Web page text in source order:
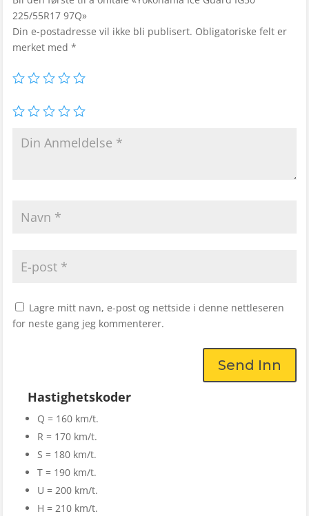
225/55R17 97Q»
Din e-postadresse vil ikke bli publisert. Obligatoriske felt er
merket med *
Lagre mitt navn, e-post og nettside i denne nettleseren
for neste gang jeg kommenterer.
Send Inn
Hastighetskoder
Q = 160 km/t.
R = 170 km/t.
S = 180 km/t.
T = 190 km/t.
U = 200 km/t.
H = 210 km/t.